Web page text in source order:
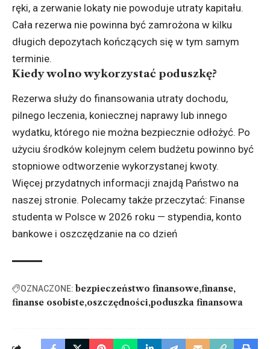
ręki, a zerwanie lokaty nie powoduje utraty kapitału.
Cała rezerwa nie powinna być zamrożona w kilku
długich depozytach kończących się w tym samym
terminie.
Kiedy wolno wykorzystać poduszkę?
Rezerwa służy do finansowania utraty dochodu,
pilnego leczenia, koniecznej naprawy lub innego
wydatku, którego nie można bezpiecznie odłożyć. Po
użyciu środków kolejnym celem budżetu powinno być
stopniowe odtworzenie wykorzystanej kwoty.
Więcej przydatnych informacji znajdą Państwo na
naszej stronie. Polecamy także przeczytać: Finanse
studenta w Polsce w 2026 roku — stypendia, konto
bankowe i oszczędzanie na co dzień
OZNACZONE: bezpieczeństwo finansowe finanse
finanse osobiste oszczędności poduszka finansowa